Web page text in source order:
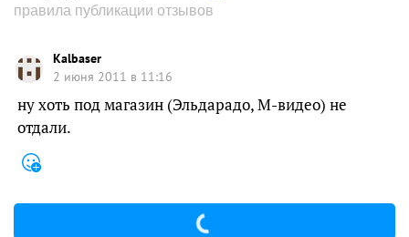
правила публикации отзывов
Kalbaser
2 июня 2011 в 11:16
ну хоть под магазин (Эльдарадо, М-видео) не
отдали.